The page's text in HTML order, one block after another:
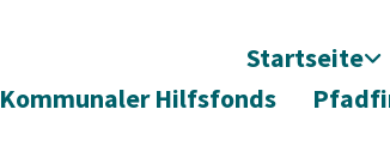
Startseite
Kommunaler Hilfsfonds